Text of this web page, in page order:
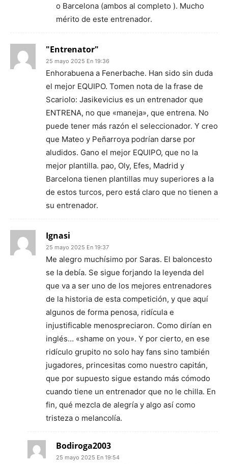
o Barcelona (ambos al completo ). Mucho
mérito de este entrenador.
"Entrenator"
25 mayo 2025 En 19:36
Enhorabuena a Fenerbache. Han sido sin duda
el mejor EQUIPO. Tomen nota de la frase de
Scariolo: Jasikevicius es un entrenador que
ENTRENA, no que «maneja», que entrena. No
puede tener más razón el seleccionador. Y creo
que Mateo y Peñarroya podrían darse por
aludidos. Gano el mejor EQUIPO, que no la
mejor plantilla. pao, Oly, Efes, Madrid y
Barcelona tienen plantillas muy superiores a la
de estos turcos, pero está claro que no tienen a
su entrenador.
Ignasi
25 mayo 2025 En 19:37
Me alegro muchísimo por Saras. El baloncesto
se la debía. Se sigue forjando la leyenda del
que va a ser uno de los mejores entrenadores
de la historia de esta competición, y que aquí
algunos de forma penosa, ridícula e
injustificable menospreciaron. Como dirían en
inglés… «shame on you». Y por cierto, en ese
ridículo grupito no solo hay fans sino también
jugadores, princesitas como nuestro capitán,
que por supuesto sigue estando más cómodo
cuando tiene un entrenador que no le chilla. En
fin, qué mezcla de alegría y algo así como
tristeza o melancolía.
Bodiroga2003
25 mayo 2025 En 19:54